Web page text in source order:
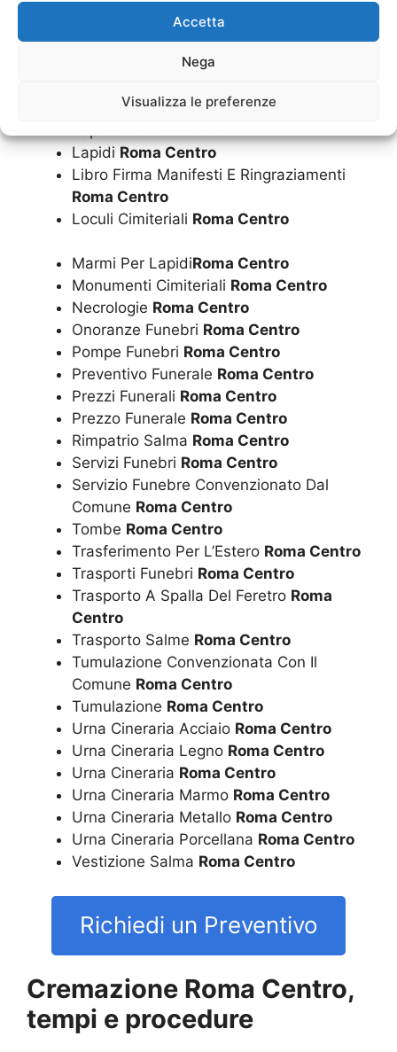
Accetta
Nega
Visualizza le preferenze
Inumazione Convenzionata Dal Comune
Roma Centro
Roma Centro
Lapidi Roma Centro
Libro Firma Manifesti E Ringraziamenti
Roma Centro
Loculi Cimiteriali Roma Centro
Marmi Per LapidiRoma Centro
Monumenti Cimiteriali Roma Centro
Necrologie Roma Centro
Onoranze Funebri Roma Centro
Pompe Funebri Roma Centro
Preventivo Funerale Roma Centro
Prezzi Funerali Roma Centro
Prezzo Funerale Roma Centro
Rimpatrio Salma Roma Centro
Servizi Funebri Roma Centro
Servizio Funebre Convenzionato Dal
Comune Roma Centro
Tombe Roma Centro
Trasferimento Per L’Estero Roma Centro
Trasporti Funebri Roma Centro
Trasporto A Spalla Del Feretro Roma
Centro
Trasporto Salme Roma Centro
Tumulazione Convenzionata Con Il
Comune Roma Centro
Tumulazione Roma Centro
Urna Cineraria Acciaio Roma Centro
Urna Cineraria Legno Roma Centro
Urna Cineraria Roma Centro
Urna Cineraria Marmo Roma Centro
Urna Cineraria Metallo Roma Centro
Urna Cineraria Porcellana Roma Centro
Vestizione Salma Roma Centro
Richiedi un Preventivo
Cremazione Roma Centro,
tempi e procedure